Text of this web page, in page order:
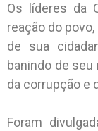
Os líderes da
reação do
de sua
banindo de
da corrupção e
Foram